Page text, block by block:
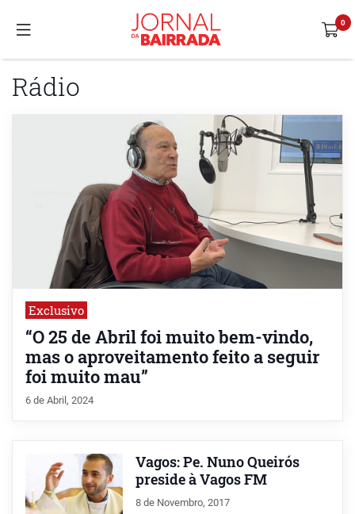
Rádio
Exclusivo
“O 25 de Abril foi muito bem-vindo,
mas o aproveitamento feito a seguir
foi muito mau”
6 de Abril, 2024
Vagos: Pe. Nuno Queirós
preside à Vagos FM
8 de Novembro, 2017